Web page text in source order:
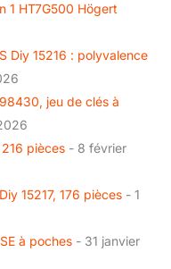
1 HT7G500 Högert
Diy 15216 : polyvalence
jeu de clés à
pièces - 8 février
15217, 176 pièces - 1
à poches - 31 janvier